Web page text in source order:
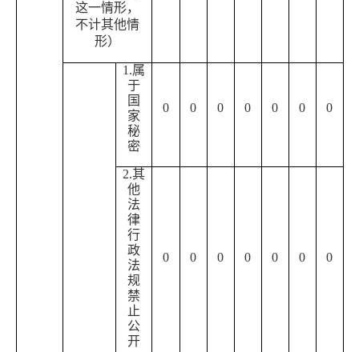
这一情形，
不计其他情
形）
1.属
于
国
家
秘
密
0 0 0 0 0 0 0
2.其
他
法
律
行
政
法
规
禁
止
公
开
0 0 0 0 0 0 0